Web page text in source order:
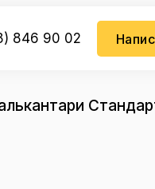
846 90 02